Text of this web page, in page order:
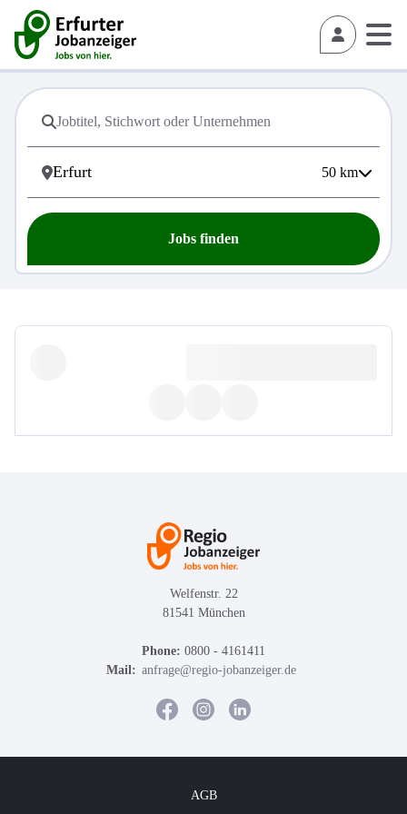
50 km
Jobs finden
Welfenstr. 22
81541 München
Phone: 0800 - 4161411
Mail: anfrage@regio-jobanzeiger.de
AGB